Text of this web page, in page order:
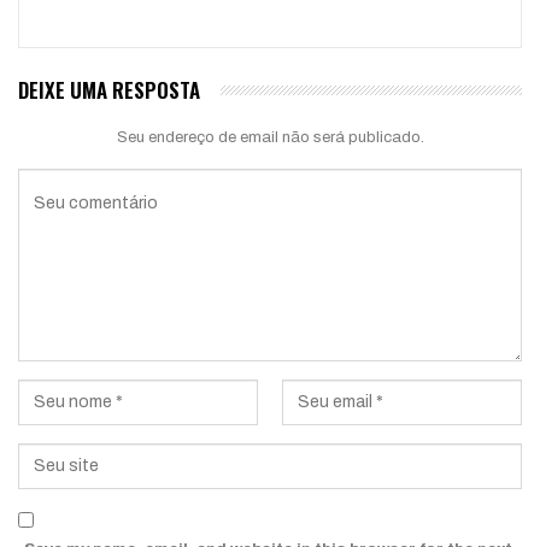
DEIXE UMA RESPOSTA
Seu endereço de email não será publicado.